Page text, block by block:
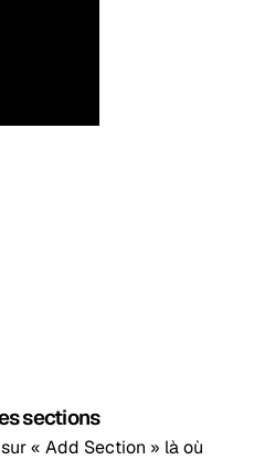
sections
« Add Section » là où